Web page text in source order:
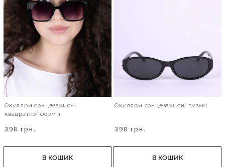
Окуляри сонцезахисні
квадратної форми
398 грн.
В КОШИК
Окуляри сонцезахисні вузькі
398 грн.
В КОШИК